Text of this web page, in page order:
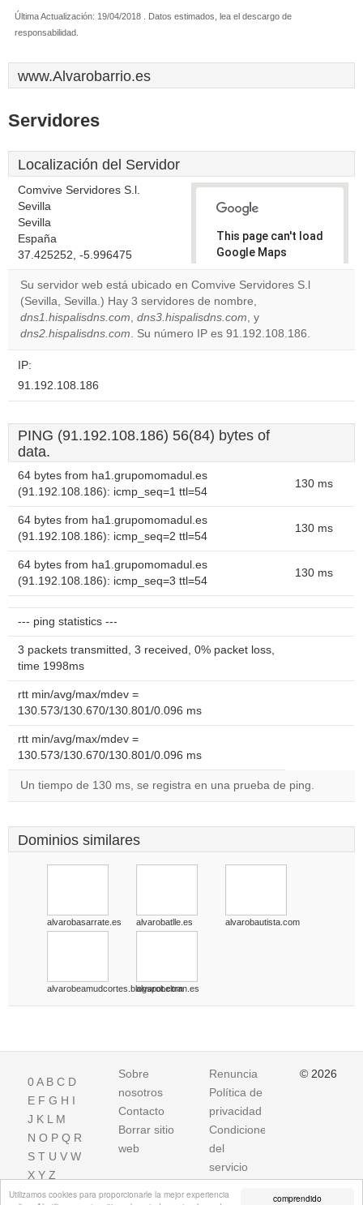
comprendido
Utilizamos cookies para proporcionarle la mejor experiencia
Última Actualización: 19/04/2018 . Datos estimados, lea el descargo de
responsabilidad.
www.Alvarobarrio.es
Servidores
Localización del Servidor
Comvive Servidores S.l.
Sevilla
Sevilla
España
37.425252, -5.996475
This page can't load
Google Maps
correctly.
Do you
own this
website?
Su servidor web está ubicado en Comvive Servidores S.l
(Sevilla, Sevilla.) Hay 3 servidores de nombre,
dns1.hispalisdns.com, dns3.hispalisdns.com, y
dns2.hispalisdns.com. Su número IP es 91.192.108.186.
IP:
91.192.108.186
PING (91.192.108.186) 56(84) bytes of
data.
64 bytes from ha1.grupomomadul.es
(91.192.108.186): icmp_seq=1 ttl=54
130 ms
64 bytes from ha1.grupomomadul.es
(91.192.108.186): icmp_seq=2 ttl=54
130 ms
64 bytes from ha1.grupomomadul.es
(91.192.108.186): icmp_seq=3 ttl=54
130 ms
--- ping statistics ---
3 packets transmitted, 3 received, 0% packet loss,
time 1998ms
rtt min/avg/max/mdev =
130.573/130.670/130.801/0.096 ms
rtt min/avg/max/mdev =
130.573/130.670/130.801/0.096 ms
Un tiempo de 130 ms, se registra en una prueba de ping.
Dominios similares
alvarobasarrate.es alvarobatlle.es alvarobautista.com
alvarobeamudcortes.blogspot.com
alvarobeltran.es
0A B C D
E F G H I
J K L M
N O P Q R
S T U V W
X Y Z
Sobre
nosotros
Contacto
Borrar sitio
web
Renuncia
Política de
privacidad
Condiciones
del
servicio
© 2026